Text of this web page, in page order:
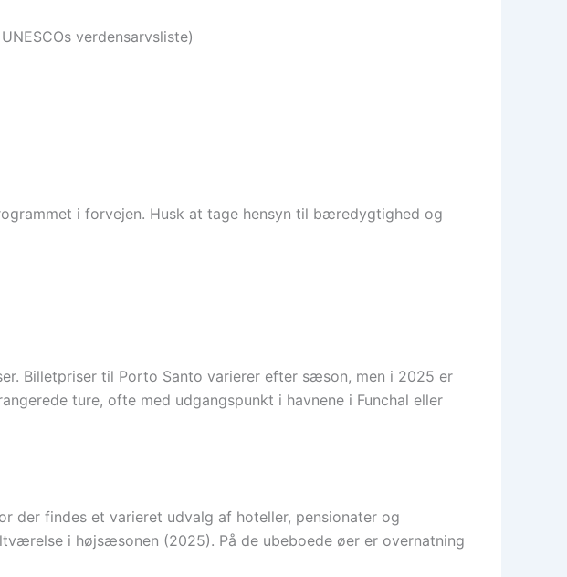
verdensarvsliste)
i forvejen. Husk at tage hensyn til bæredygtighed og
Billetpriser til Porto Santo varierer efter sæson, men i 2025 er
ture, ofte med udgangspunkt i havnene i Funchal eller
der findes et varieret udvalg af hoteller, pensionater og
i højsæsonen (2025). På de ubeboede øer er overnatning